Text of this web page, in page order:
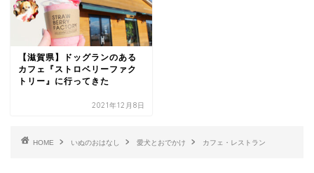
【滋賀県】ドッグランのある
カフェ『ストロベリーファク
トリー』に行ってきた
2021年12月8日
HOME いぬのおはなし 愛犬とおでかけ カフェ・レストラン